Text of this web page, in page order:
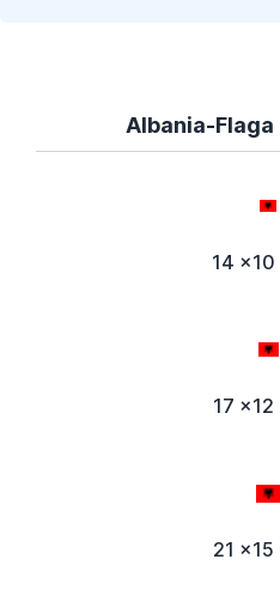
Albania-
14 x10
17 x12
21 x15